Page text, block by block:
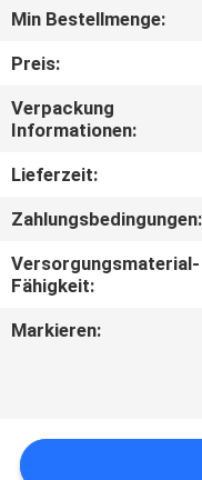
FABRIK-
AUSFLUG
SIE
MIT
Min Bestellmenge:
Preis:
Verpackung
Informationen:
Lieferzeit:
Zahlungsbedingungen:
Versorgungsmaterial-
Fähigkeit:
Markieren: